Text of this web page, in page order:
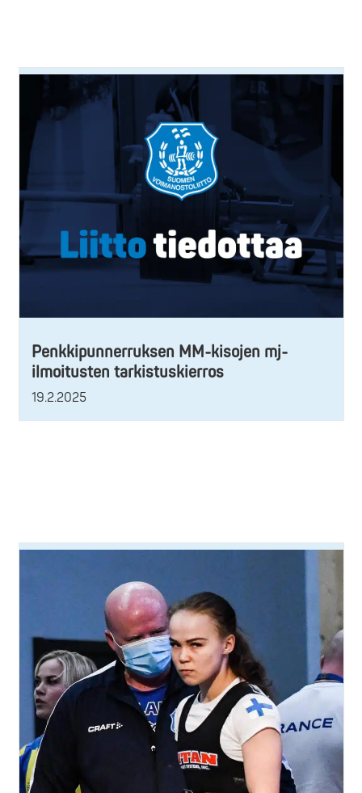
Penkkipunnerruksen MM-kisojen mj-
ilmoitusten tarkistuskierros
19.2.2025